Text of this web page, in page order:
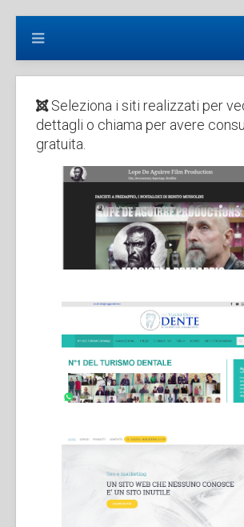
+3905831646749
Seleziona i siti realizzati per
dettagli o chiama per avere
gratuita.